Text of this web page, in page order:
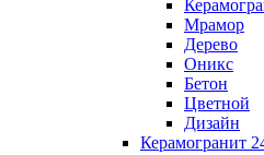
Мрамор
Дерево
Оникс
Бетон
Цветной
Дизайн
Керамогранит